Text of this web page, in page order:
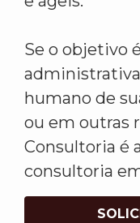
Se o objetivo
administrativa
humano de
ou em outras
Consultoria é
consultoria